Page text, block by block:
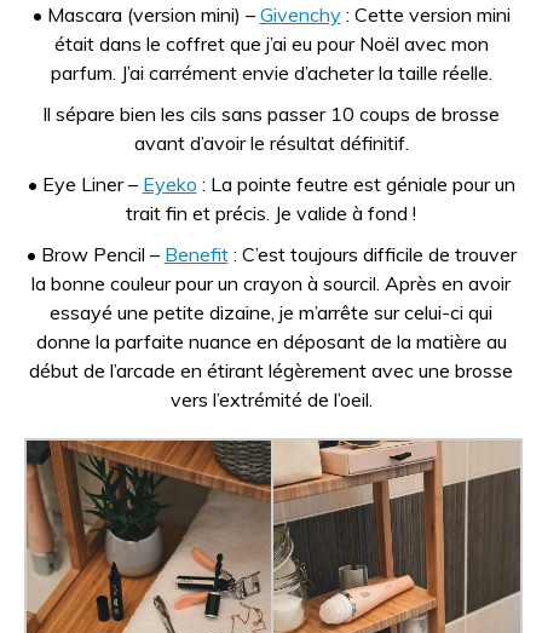
• Mascara (version mini) – Givenchy: Cette version mini
était dans le coffret que j’ai eu pour Noël avec mon
parfum. J’ai carrément envie d’acheter la taille réelle.
Il sépare bien les cils sans passer 10 coups de brosse
avant d’avoir le résultat définitif.
• Eye Liner – Eyeko : La pointe feutre est géniale pour un
trait fin et précis. Je valide à fond !
• Brow Pencil – Benefit: C’est toujours difficile de trouver
la bonne couleur pour un crayon à sourcil. Après en avoir
essayé une petite dizaine, je m’arrête sur celui-ci qui
donne la parfaite nuance en déposant de la matière au
début de l’arcade en étirant légèrement avec une brosse
vers l’extrémité de l’oeil.